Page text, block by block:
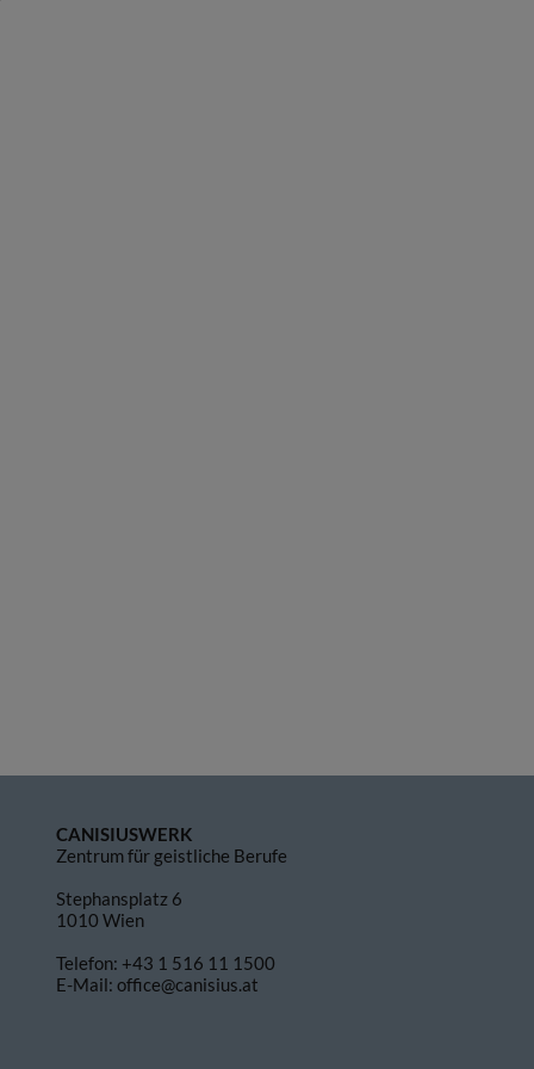
CANISIUSWERK
Zentrum für geistliche Berufe
Stephansplatz 6
1010 Wien
Telefon: +43 1 516 11 1500
E-Mail: office@canisius.at